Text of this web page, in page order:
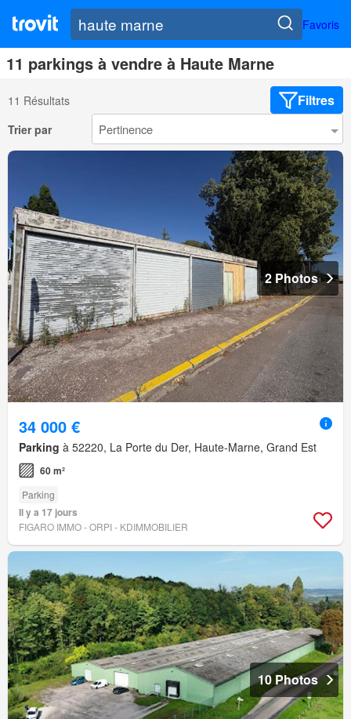
Favoris
11 parkings à vendre à Haute Marne
11 Résultats Filtres
Trier par
2 Photos
34 000 €
Parking à 52220, La Porte du Der, Haute-Marne, Grand Est
60 m²
Parking
Il y a 17 jours
FIGARO IMMO - ORPI - KDIMMOBILIER
10 Photos